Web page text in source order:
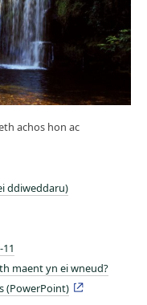
achos hon ac
ddiweddaru)
maent yn ei wneud?
(PowerPoint)